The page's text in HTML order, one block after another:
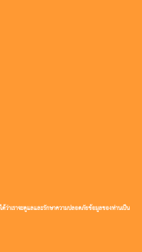
ว่าเราจะดูแลและรักษาความปลอดภัยข้อมูลของท่านเป็น